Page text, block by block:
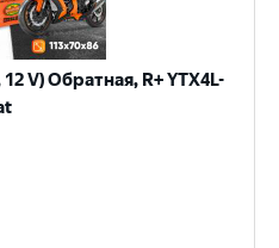
V) Обратная, R+ YTX4L-